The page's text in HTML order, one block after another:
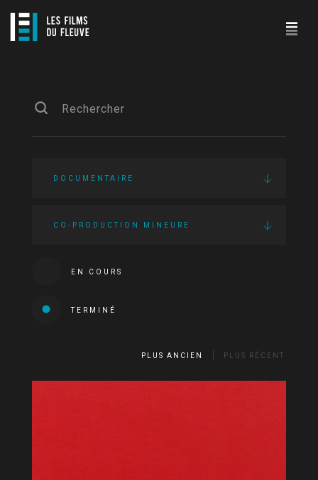
DOCUMENTAIRE
CO-PRODUCTION MINEURE
EN COURS
TERMINÉ
PLUS ANCIEN PLUS RÉCENT